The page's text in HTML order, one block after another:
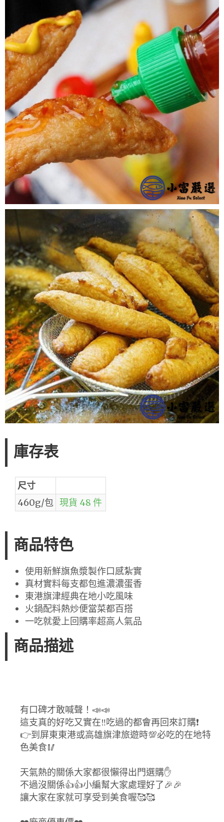
庫存表
尺寸
460g/包 現貨 48 件
商品特色
使用新鮮旗魚漿製作口感紮實
真材實料每支都包進濃濃蛋香
東港旗津經典在地小吃風味
火鍋配料熱炒便當菜都百搭
一吃就愛上回購率超高人氣品
商品描述
有口碑才敢喊聲！📣📣
這支真的好吃又實在‼️吃過的都會再回來訂購❗️
👉到屏東東港或高雄旗津旅遊時💯必吃的在地特
色美食🥢
天氣熱的關係大家都很懶得出門選購✋
不過沒關係👍👍小編幫大家處理好了🎉🎉
讓大家在家就可享受到美食喔🥰🥰